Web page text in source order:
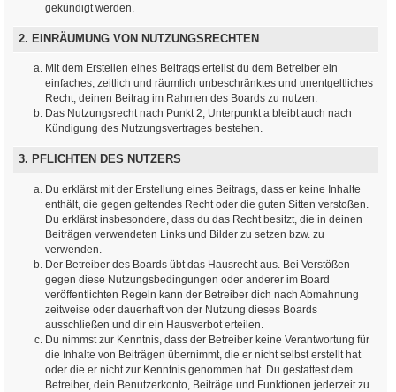
gekündigt werden.
2. EINRÄUMUNG VON NUTZUNGSRECHTEN
Mit dem Erstellen eines Beitrags erteilst du dem Betreiber ein
einfaches, zeitlich und räumlich unbeschränktes und unentgeltliches
Recht, deinen Beitrag im Rahmen des Boards zu nutzen.
Das Nutzungsrecht nach Punkt 2, Unterpunkt a bleibt auch nach
Kündigung des Nutzungsvertrages bestehen.
3. PFLICHTEN DES NUTZERS
Du erklärst mit der Erstellung eines Beitrags, dass er keine Inhalte
enthält, die gegen geltendes Recht oder die guten Sitten verstoßen.
Du erklärst insbesondere, dass du das Recht besitzt, die in deinen
Beiträgen verwendeten Links und Bilder zu setzen bzw. zu
verwenden.
Der Betreiber des Boards übt das Hausrecht aus. Bei Verstößen
gegen diese Nutzungsbedingungen oder anderer im Board
veröffentlichten Regeln kann der Betreiber dich nach Abmahnung
zeitweise oder dauerhaft von der Nutzung dieses Boards
ausschließen und dir ein Hausverbot erteilen.
Du nimmst zur Kenntnis, dass der Betreiber keine Verantwortung für
die Inhalte von Beiträgen übernimmt, die er nicht selbst erstellt hat
oder die er nicht zur Kenntnis genommen hat. Du gestattest dem
Betreiber, dein Benutzerkonto, Beiträge und Funktionen jederzeit zu